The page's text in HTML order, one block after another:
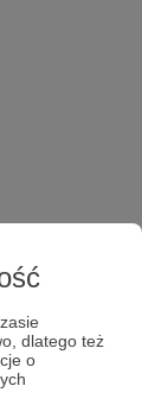
dlatego też
o